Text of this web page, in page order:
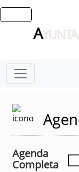
A
Agenda
Completa